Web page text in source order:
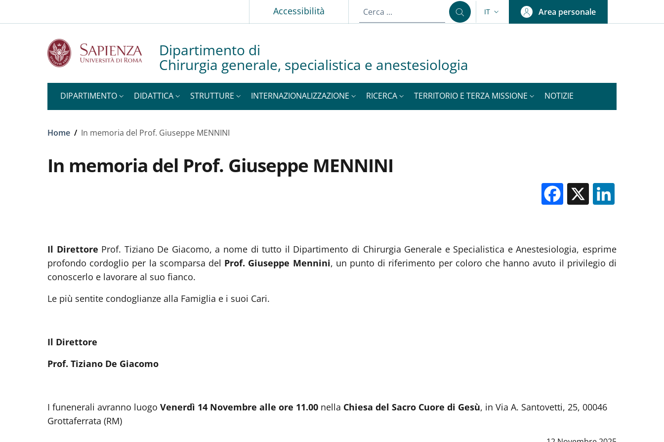
Accessibilità SELETTORE LINGUA: CURRENT LANGUAGE
IT Area personale
Dipartimento di
Chirurgia generale, specialistica e anestesiologia
DIPARTIMENTO DIDATTICA STRUTTURE INTERNAZIONALIZZAZIONE RICERCA TERRITORIO E TERZA MISSIONE NOTIZIE
Briciole di pane
Home / In memoria del Prof. Giuseppe MENNINI
In memoria del Prof. Giuseppe MENNINI
Facebook
X
Il Direttore Prof. Tiziano De Giacomo, a nome di tutto il Dipartimento di Chirurgia Generale e Specialistica e Anestesiologia, esprime
profondo cordoglio per la scomparsa del Prof. Giuseppe Mennini, un punto di riferimento per coloro che hanno avuto il privilegio di
conoscerlo e lavorare al suo fianco.
Le più sentite condoglianze alla Famiglia e i suoi Cari.
Il Direttore
Prof. Tiziano De Giacomo
I funenerali avranno luogo Venerdì 14 Novembre alle ore 11.00 nella Chiesa del Sacro Cuore di Gesù, in Via A. Santovetti, 25, 00046
Grottaferrata (RM)